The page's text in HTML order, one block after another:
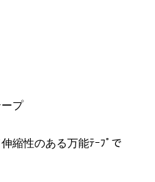
プ
縮性のある万能ﾃｰﾌﾟで